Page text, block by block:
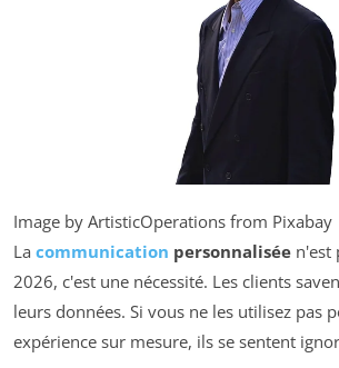
Image by ArtisticOperations from Pixabay
La communication personnalisée n'est
2026, c'est une nécessité. Les clients
leurs données. Si vous ne les utilisez pas
expérience sur mesure, ils se sentent